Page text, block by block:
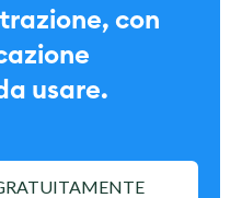
con
usare.